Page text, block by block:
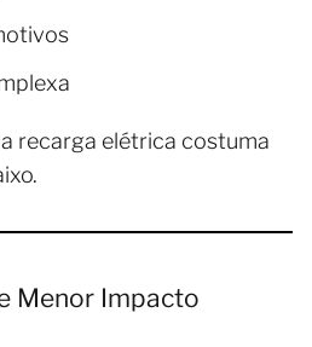
recarga elétrica costuma
Menor Impacto